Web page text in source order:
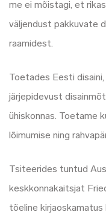
me ei mõistagi, et
väljendust pakkuvate
raamidest.
Toetades Eesti
järjepidevust
ühiskonnas. Toetame
lõimumise ning
Tsiteerides tuntud
keskkonnakaitsjat
tõeline